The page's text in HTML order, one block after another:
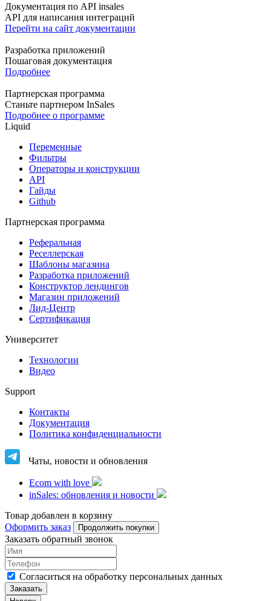
Документация по API insales
API для написания интеграций
Перейти на сайт документации
Разработка приложений
Пошаговая документация
Подробнее
Партнерская программа
Станьте партнером InSales
Подробнее о программе
Liquid
Переменные
Фильтры
Операторы и конструкции
API
Гайды
Github
Партнерская программа
Реферальная
Реселлерская
Шаблоны магазина
Разработка приложений
Конструктор лендингов
Магазин приложений
Лид-Центр
Сертификация
Университет
Технологии
Видео
Support
Контакты
Документация
Политика конфиденциальности
Чаты, новости и обновления
Ecom with love
inSales: обновления и новости
Товар добавлен в корзину
Оформить заказ
Продолжить покупки
Заказать обратный звонок
Cогласиться на обработку персональных данных
Заказать